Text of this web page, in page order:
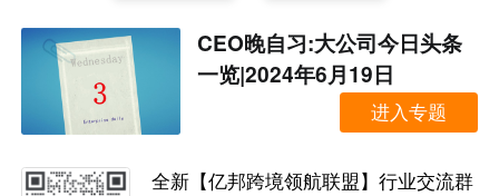
CEO晚自习:大公司今日头条
一览|2024年6月19日
进入专题
全新【亿邦跨境领航联盟】行业交流群